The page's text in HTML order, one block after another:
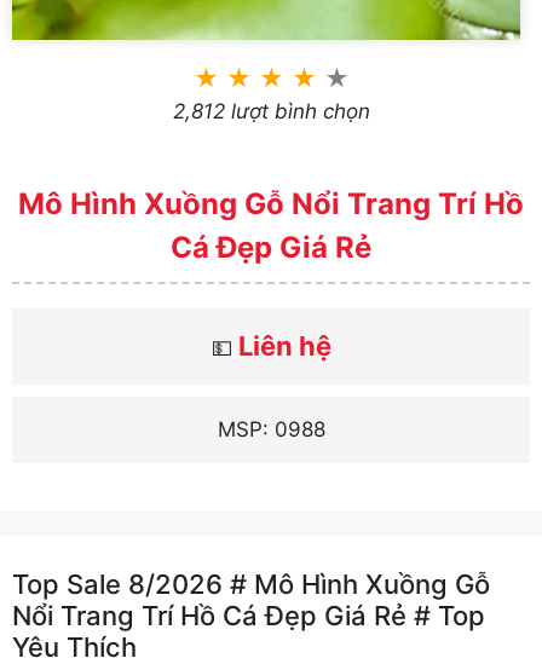
★ ★ ★ ★ ★
2,812 lượt bình chọn
Mô Hình Xuồng Gỗ Nổi Trang Trí Hồ
Cá Đẹp Giá Rẻ
💵 Liên hệ
MSP: 0988
Top Sale 8/2026 # Mô Hình Xuồng Gỗ
Nổi Trang Trí Hồ Cá Đẹp Giá Rẻ # Top
Yêu Thích